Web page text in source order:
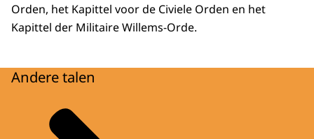
Orden, het Kapittel voor de Civiele Orden en het
Kapittel der Militaire Willems-Orde.
Andere talen